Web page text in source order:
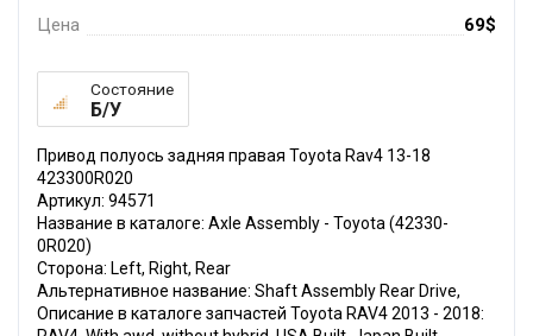
Цена
69$
Состояние
Б/У
Привод полуось задняя правая Toyota Rav4 13-18
423300R020
Артикул: 94571
Название в каталоге: Axle Assembly - Toyota (42330-
0R020)
Сторона: Left, Right, Rear
Альтернативное название: Shaft Assembly Rear Drive,
Описание в каталоге запчастей Toyota RAV4 2013 - 2018: